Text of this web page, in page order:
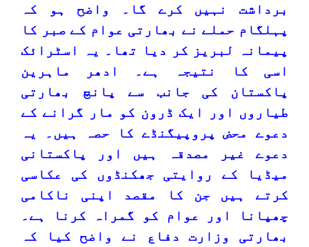
برداشت نہیں کرے گا۔ واضح ہو کہ
پہلگام حملے نے بھارتی عوام کے صبر کا
پیمانہ لبریز کر دیا تھا۔ یہ اسٹرائک
اسی کا نتیجہ ہے۔ ادھر ماہرین
پاکستان کی جانب سے پانچ بھارتی
طیاروں اور ایک ڈرون کو مار گرانے کے
دعوے محض پروپیگنڈے کا حصہ ہیں۔ یہ
دعوے غیر مصدقہ ہیں اور پاکستانی
میڈیا کے روایتی جھکنڈوں کی عکاسی
کرتے ہیں جن کا مقصد اپنی ناکامی
چھپانا اور عوام کو گمراہ کرنا ہے۔
بھارتی وزارت دفاع نے واضح کیا کہ